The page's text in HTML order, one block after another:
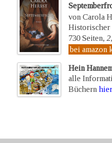
von Carola
Historischer
730 Seiten,
bei amazon
Hein
alle
Büchern hier